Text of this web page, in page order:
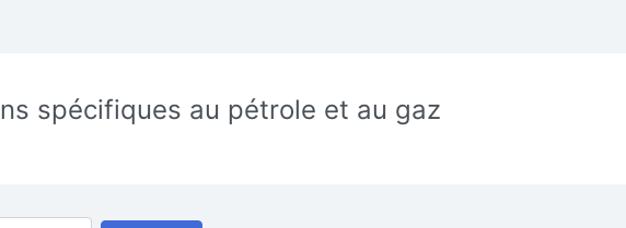
spécifiques au pétrole et au gaz